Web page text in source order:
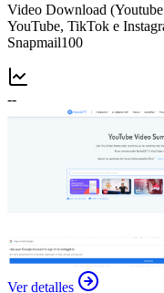
Video Download
YouTube, TikTok e
Snapmail100
--
Ver detalles